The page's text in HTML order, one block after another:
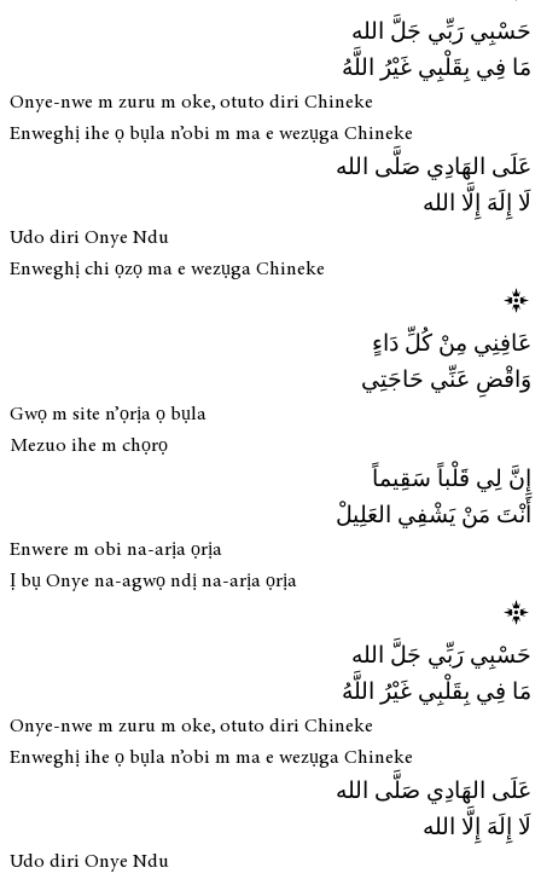
حَسْبِي رَبِّي جَلَّ الله
مَا فِي بِقَلْبِي غَيْرُ اللَّهُ
Onye-nwe m zuru m oke, otuto diri Chineke
Enweghị ihe ọ bụla n’obi m ma e wezụga Chineke
عَلَى الهَادِي صَلَّى الله
لَا إِلَهَ إِلَّا الله
Udo diri Onye Ndu
Enweghị chi ọzọ ma e wezụga Chineke
عَافِنِي مِنْ كُلِّ دَاءٍ
وَاقْضِ عَنِّي حَاجَتِي
Gwọ m site n’ọrịa ọ bụla
Mezuo ihe m chọrọ
إِنَّ لِي قَلْباً سَقِيماً
أَنْتَ مَنْ يَشْفِي العَلِيلْ
Enwere m obi na-arịa ọrịa
Ị bụ Onye na-agwọ ndị na-arịa ọrịa
حَسْبِي رَبِّي جَلَّ الله
مَا فِي بِقَلْبِي غَيْرُ اللَّهُ
Onye-nwe m zuru m oke, otuto diri Chineke
Enweghị ihe ọ bụla n’obi m ma e wezụga Chineke
عَلَى الهَادِي صَلَّى الله
لَا إِلَهَ إِلَّا الله
Udo diri Onye Ndu